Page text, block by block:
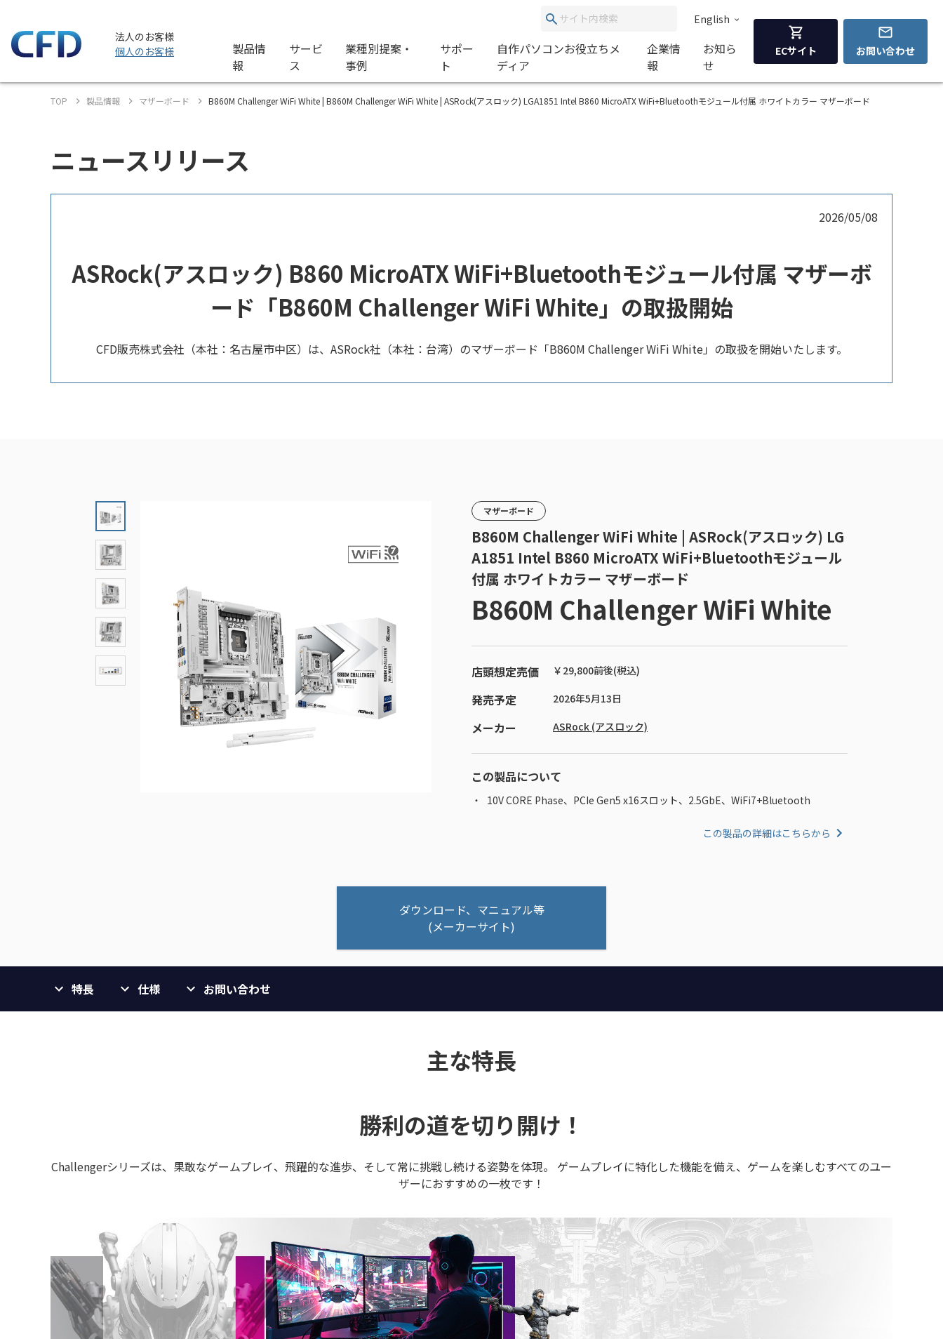
法人のお客様
個人のお客様
English
製品情
報
サービ
ス
業種別提案・
事例
サポー
ト
自作パソコンお役立ちメ
ディア
企業情
報
お知ら
せ
ECサイト お問い合わせ
TOP 製品情報 マザーボード B860M Challenger WiFi White | B860M Challenger WiFi White | ASRock(アスロック) LGA1851 Intel B860 MicroATX WiFi+Bluetoothモジュール付属 ホワイトカラー マザーボード
ニュースリリース
2026/05/08
ASRock(アスロック) B860 MicroATX WiFi+Bluetoothモジュール付属 マザーボ
ード「B860M Challenger WiFi White」の取扱開始
CFD販売株式会社（本社：名古屋市中区）は、ASRock社（本社：台湾）のマザーボード「B860M Challenger WiFi White」の取扱を開始いたします。
マザーボード
B860M Challenger WiFi White | ASRock(アスロック) LG
A1851 Intel B860 MicroATX WiFi+Bluetoothモジュール
付属 ホワイトカラー マザーボード
B860M Challenger WiFi White
店頭想定売価 ￥29,800前後(税込)
発売予定 2026年5月13日
メーカー ASRock (アスロック)
この製品について
10V CORE Phase、PCIe Gen5 x16スロット、2.5GbE、WiFi7+Bluetooth
この製品の詳細はこちらから
ダウンロード、マニュアル等
(メーカーサイト)
特長 仕様 お問い合わせ
主な特長
勝利の道を切り開け！
Challengerシリーズは、果敢なゲームプレイ、飛躍的な進歩、そして常に挑戦し続ける姿勢を体現。 ゲームプレイに特化した機能を備え、ゲームを楽しむすべてのユー
ザーにおすすめの一枚です！